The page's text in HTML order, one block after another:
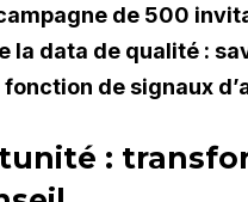
de 500
la data de qualité :
de signaux
: